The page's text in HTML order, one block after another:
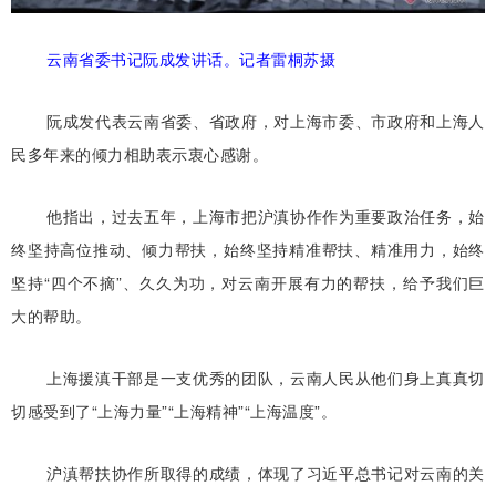
云南省委书记阮成发讲话。记者雷桐苏摄
阮成发代表云南省委、省政府，对上海市委、市政府和上海人
民多年来的倾力相助表示衷心感谢。
他指出，过去五年，上海市把沪滇协作作为重要政治任务，始
终坚持高位推动、倾力帮扶，始终坚持精准帮扶、精准用力，始终
坚持“四个不摘”、久久为功，对云南开展有力的帮扶，给予我们巨
大的帮助。
上海援滇干部是一支优秀的团队，云南人民从他们身上真真切
切感受到了“上海力量”“上海精神”“上海温度”。
沪滇帮扶协作所取得的成绩，体现了习近平总书记对云南的关